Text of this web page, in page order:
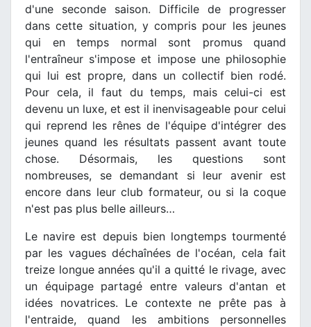
d'une seconde saison. Difficile de progresser
dans cette situation, y compris pour les jeunes
qui en temps normal sont promus quand
l'entraîneur s'impose et impose une philosophie
qui lui est propre, dans un collectif bien rodé.
Pour cela, il faut du temps, mais celui-ci est
devenu un luxe, et est il inenvisageable pour celui
qui reprend les rênes de l'équipe d'intégrer des
jeunes quand les résultats passent avant toute
chose. Désormais, les questions sont
nombreuses, se demandant si leur avenir est
encore dans leur club formateur, ou si la coque
n'est pas plus belle ailleurs…
Le navire est depuis bien longtemps tourmenté
par les vagues déchaînées de l'océan, cela fait
treize longue années qu'il a quitté le rivage, avec
un équipage partagé entre valeurs d'antan et
idées novatrices. Le contexte ne prête pas à
l'entraide, quand les ambitions personnelles